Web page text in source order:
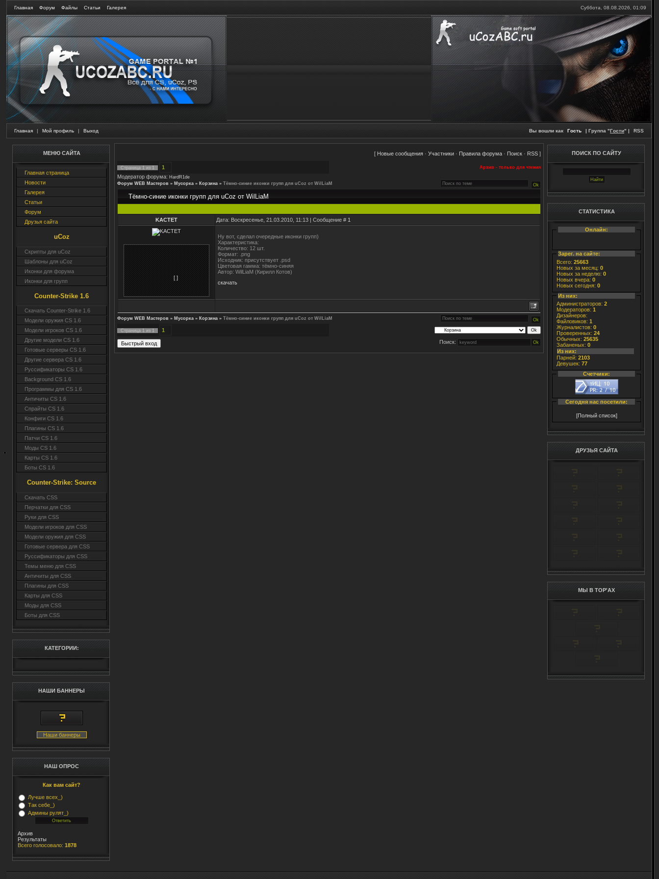
Главная Форум Файлы Статьи Галерея Суббота, 08.08.2026, 01:09
Главная | Мой профиль | Выход Вы вошли как Гость | Группа "Гости" | RSS
МЕНЮ САЙТА
Главная страница
Новости
Галерея
Статьи
Форум
Друзья сайта
uCoz
Скрипты для uCoz
Шаблоны для uCoz
Иконки для форума
Иконки для групп
Counter-Strike 1.6
Скачать Counter-Strike 1.6
Модели оружия CS 1.6
Модели игроков CS 1.6
Другие модели CS 1.6
Готовые серверы CS 1.6
Другие сервера CS 1.6
Руссификаторы CS 1.6
Background CS 1.6
Программы для CS 1.6
Античиты CS 1.6
Спрайты CS 1.6
Конфиги CS 1.6
Плагины CS 1.6
Патчи CS 1.6
Моды CS 1.6
Карты CS 1.6
Боты CS 1.6
Counter-Strike: Source
Cкачать CSS
Перчатки для CSS
Руки для CSS
Модели игроков для CSS
Модели оружия для CSS
Готовые сервера для CSS
Руссификаторы для CSS
Темы меню для CSS
Античиты для CSS
Плагины для CSS
Карты для CSS
Моды для CSS
Боты для CSS
КАТЕГОРИИ:
НАШИ БАННЕРЫ
Наши баннеры
НАШ ОПРОС
Как вам сайт?
Лучше всех_)
Так себе_)
Админы рулят_)
Архив
Результаты
Всего голосовало: 1878
[ Новые сообщения · Участники · Правила форума · Поиск · RSS ]
Страница 1 из 1 1 Архив - только для чтения
Модератор форума: HardR1de
Форум WEB Мастеров » Мусорка » Корзина » Тёмно-синие иконки групп для uCoz от WilLiaM
Тёмно-синие иконки групп для uCoz от WilLiaM
KACTET Дата: Воскресенье, 21.03.2010, 11:13 | Сообщение # 1
[ ]
Ну вот, сделал очередные иконки групп)
Характеристика:
Количество: 12 шт.
Формат: .png
Исходник: присутствует .psd
Цветовая гамма: тёмно-синяя
Автор: WilLiaM (Кирилл Котов)
скачать
Форум WEB Мастеров » Мусорка » Корзина » Тёмно-синие иконки групп для uCoz от WilLiaM
Страница 1 из 1
1
Поиск:
ПОИСК ПО САЙТУ
СТАТИСТИКА
Онлайн:
Зарег. на сайте:
Всего: 25663
Новых за месяц: 0
Новых за неделю: 0
Новых вчера: 0
Новых сегодня: 0
Из них:
Администраторов: 2
Модераторов: 1
Дизайнеров:
Файловиков: 1
Журналистов: 0
Проверенных: 24
Обычных: 25635
Забаненых: 0
Из них:
Парней: 2103
Девушек: 77
Счетчики:
Сегодня нас посетили:
[Полный список]
ДРУЗЬЯ САЙТА
МЫ В TOP'AX